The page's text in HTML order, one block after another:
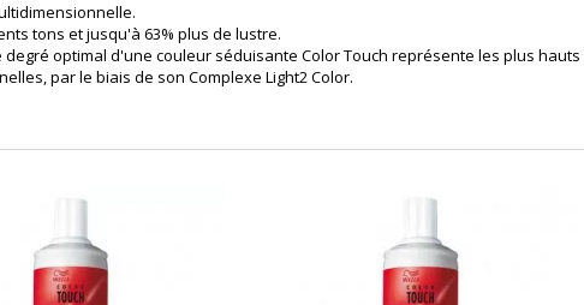
tons et jusqu'à 63% plus de lustre.
optimal d'une couleur séduisante Color Touch représente les plus
par le biais de son Complexe Light2 Color.